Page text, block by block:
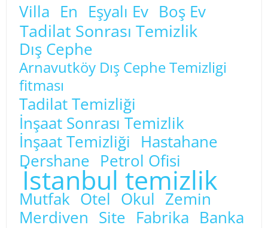
Villa En Eşyalı Ev Boş Ev
Tadilat Sonrası Temizlik
Dış Cephe
Arnavutköy Dış Cephe Temizligi
fitması
Tadilat Temizliği
İnşaat Sonrası Temizlik
İnşaat Temizliği Hastahane
Dershane Petrol Ofisi
İstanbul temizlik
Mutfak Otel Okul Zemin
Merdiven Site Fabrika Banka